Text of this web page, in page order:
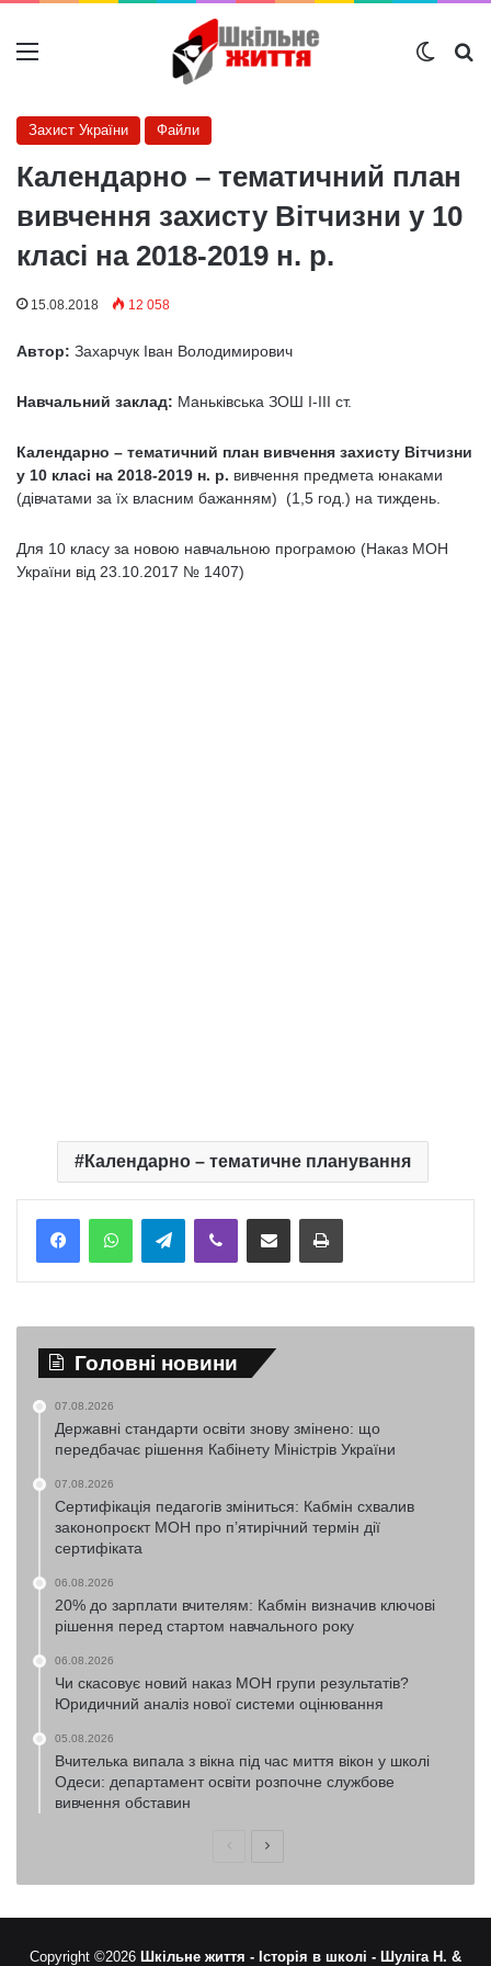
Меню
Захист України Файли
Календарно – тематичний план
вивчення захисту Вітчизни у 10
класі на 2018-2019 н. р.
15.08.2018 12 058
Автор: Захарчук Іван Володимирович
Навчальний заклад: Маньківська ЗОШ І-ІІІ ст.
Календарно – тематичний план вивчення захисту Вітчизни
у 10 класі на 2018-2019 н. р. вивчення предмета юнаками
(дівчатами за їх власним бажанням) (1,5 год.) на тиждень.
Для 10 класу за новою навчальною програмою (Наказ МОН
України від 23.10.2017 № 1407)
Календарно – тематичне планування
TelegramViber Надіслати електронною поштоюНадрукувати
Головні новини
07.08.2026
Державні стандарти освіти знову змінено: що
передбачає рішення Кабінету Міністрів України
07.08.2026
Сертифікація педагогів зміниться: Кабмін схвалив
законопроєкт МОН про п’ятирічний термін дії
сертифіката
06.08.2026
20% до зарплати вчителям: Кабмін визначив ключові
рішення перед стартом навчального року
06.08.2026
Чи скасовує новий наказ МОН групи результатів?
Юридичний аналіз нової системи оцінювання
05.08.2026
Вчителька випала з вікна під час миття вікон у школі
Одеси: департамент освіти розпочне службове
вивчення обставин
ПопередняНаступна
Copyright ©2026 Шкільне життя - Історія в школі - Шуліга Н. &